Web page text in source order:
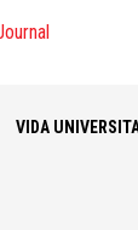
VIDA